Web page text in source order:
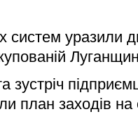
систем уразили
зустріч
план заходів на